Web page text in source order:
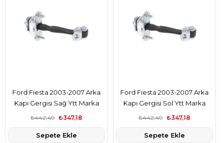
Ford Fiesta 2003-2007 Arka
Kapı Gergisi Sağ Ytt Marka
5S6AA23500AB
₺347,18
₺442,49
Sepete Ekle
Ford Fiesta 2003-2007 Arka
Kapı Gergisi Sol Ytt Marka
5S6AA23500AB
₺347,18
₺442,49
Sepete Ekle